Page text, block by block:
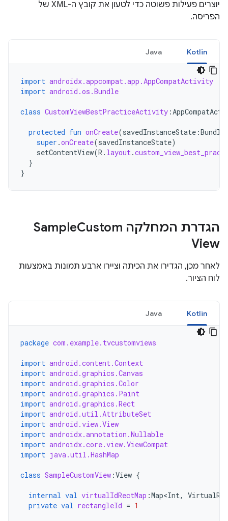
יוצרים פעילות פשוטה כדי לטעון את קובץ ה-XML של
הפריסה.
Kotlin
Java
import androidx.appcompat.app.AppCompatActivity
import android.os.Bundle
class CustomViewBestPracticeActivity :
protected fun onCreate(savedInstanceState :Bundle
super .onCreate(savedInstanceState)
setContentView(R . layout.
}
}
הגדרת המחלקה Sample Custom
View
לאחר מכן, הגדירו את הכיתה וציירו ארבע תמונות באמצעות
לוח הציור.
Kotlin
Java
package com.example.tvcustomviews
import android.content.Context
import android.graphics.Canvas
import android.graphics.Color
import android.graphics.Paint
import android.graphics.Rect
import android.util.AttributeSet
import android.view.View
import androidx.annotation.Nullable
import androidx.core.view.ViewCompat
import java.util.HashMap
class SampleCustomView :View {
internal val virtualIdRectMap :Map<Int,
private val rectangleId = 1